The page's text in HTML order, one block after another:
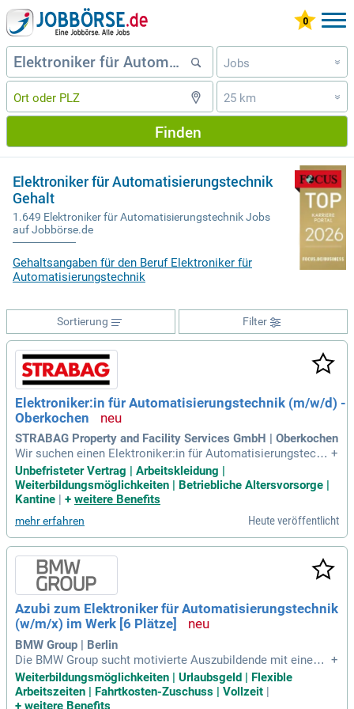
Jobs »
25 km »
Finden
Elektroniker für Automatisierungstechnik
Gehalt
1.649 Elektroniker für Automatisierungstechnik Jobs
auf Jobbörse.de
Gehaltsangaben für den Beruf Elektroniker für
Automatisierungstechnik
Filter
Sortierung
Elektroniker:in für Automatisierungstechnik (m/w/d) -
Oberkochen
STRABAG Property and Facility Services GmbH | Oberkochen
Wir suchen einen Elektroniker:in für Automatisierungstechn
ik mit abgeschlossener Ausbildung und Erfahrung in der Wa
rtung automatisierter Anlagen. Ihre Kenntnisse in elektrisch
er Steuerungs- und Regelungstechnik sind entscheidend. Zu
ftungs- und Klimaanlagen sowie den sicheren Umgang mit S
chalt- und Stromlaufplänen. Wir bieten eine leistungsgerech
te Vergütung, 30 Tage Urlaub und einen unbefristeten Arbeit
svertrag. Vorteile wie Arbeitskleidung, moderne IT-Ausstattu
ng und Weiterbildungsmöglichkeiten runden unser Angebot
ab. Bringen Sie Ihre Kommunikationsstärke und Serviceorie
ntierung in unser Team ein und profitieren Sie von einem zu
kunftssicheren Arbeitsplatz!
+
Unbefristeter Vertrag | Arbeitskleidung |
Weiterbildungsmöglichkeiten | Betriebliche Altersvorsorge |
Kantine
+ weitere Benefits
mehr erfahren Heute veröffentlicht
Azubi zum Elektroniker für Automatisierungstechnik
(w/m/x) im Werk [6 Plätze]
BMW Group | Berlin
Die BMW Group sucht motivierte Auszubildende mit einem
qualifizierenden Abschluss der Mittelschule. Unsere attrakti
ven Konditionen beinhalten eine faire Vergütung, Weihnacht
s- und Urlaubsgeld sowie flexible Arbeitszeiten. Auf deine p
+
Weiterbildungsmöglichkeiten | Urlaubsgeld | Flexible
Arbeitszeiten | Fahrtkosten-Zuschuss | Vollzeit |
+ weitere Benefits